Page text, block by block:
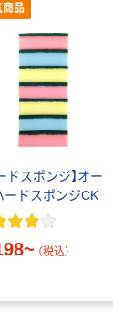
商品
ドスポンジ】オー
ードスポンジCK
（税込）